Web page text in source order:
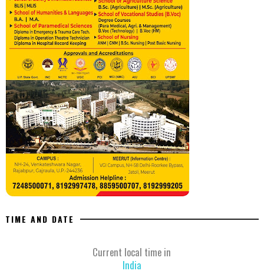
TIME AND DATE
Current local time in
India